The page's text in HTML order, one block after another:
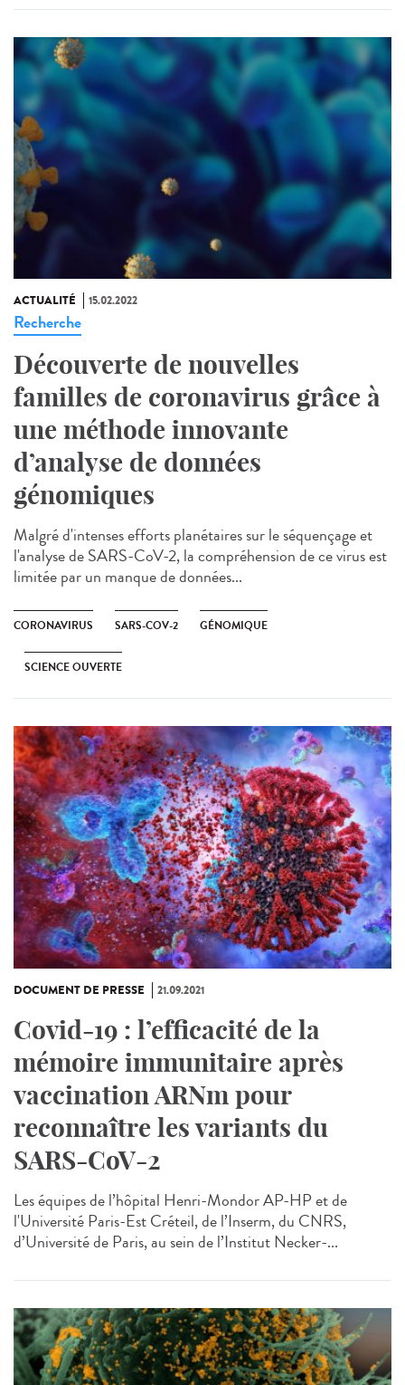
ACTUALITÉ 15.02.2022
Recherche
Découverte de nouvelles
familles de coronavirus grâce à
une méthode innovante
d’analyse de données
génomiques
Malgré d'intenses efforts planétaires sur le séquençage et
l'analyse de SARS-CoV-2, la compréhension de ce virus est
limitée par un manque de données...
CORONAVIRUS SARS-COV-2 GÉNOMIQUE
SCIENCE OUVERTE
DOCUMENT DE PRESSE 21.09.2021
Covid-19 : l’efficacité de la
mémoire immunitaire après
vaccination ARNm pour
reconnaître les variants du
SARS-CoV-2
Les équipes de l’hôpital Henri-Mondor AP-HP et de
l'Université Paris-Est Créteil, de l’Inserm, du CNRS,
d’Université de Paris, au sein de l’Institut Necker-...